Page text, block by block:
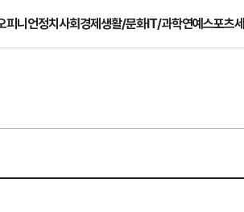
피니언정치사회경제생활/문화IT/과학연예스포츠